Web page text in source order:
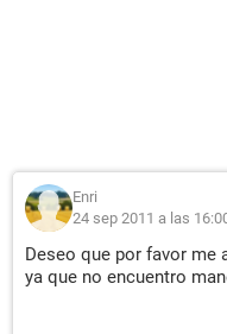
Enri
24 sep 2011 a las
Deseo que por favor me
ya que no encuentro